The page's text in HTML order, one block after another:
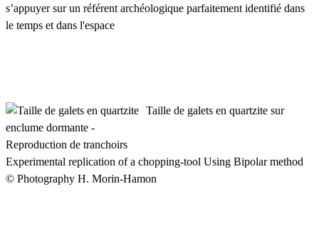
s’appuyer sur un référent archéologique parfaitement identifié dans
le temps et dans l'espace
Taille de galets en quartzite sur
enclume dormante -
Reproduction de tranchoirs
Experimental replication of a chopping-tool Using Bipolar method
© Photography H. Morin-Hamon